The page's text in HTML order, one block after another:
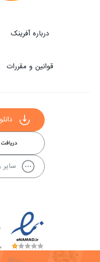
درباره آفرینک
قوانین و مقررات
سایر